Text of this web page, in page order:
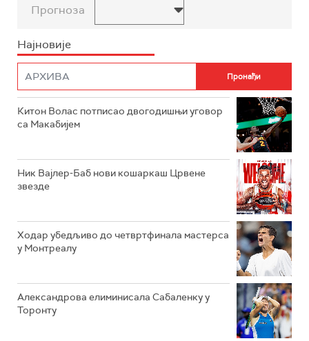
Прогноза
Најновије
Китон Волас потписао двогодишњи уговор
са Макабијем
Ник Вајлер-Баб нови кошаркаш Црвене
звезде
Ходар убедљиво до четвртфинала мастерса
у Монтреалу
Александрова елиминисала Сабаленку у
Торонту